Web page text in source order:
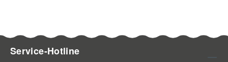
Service-Hotline